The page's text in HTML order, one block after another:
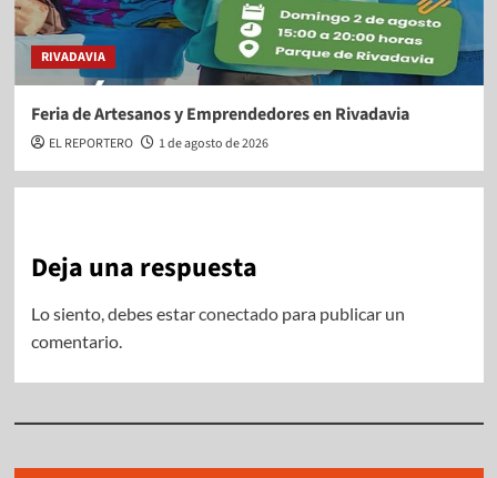
RIVADAVIA
Feria de Artesanos y Emprendedores en Rivadavia
EL REPORTERO 1 de agosto de 2026
Deja una respuesta
Lo siento, debes estarconectadopara publicar un
comentario.